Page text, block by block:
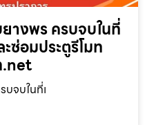
างพร ครบจบในที่
ซ่อมประตูรีโมท
.net
จบในที่เ